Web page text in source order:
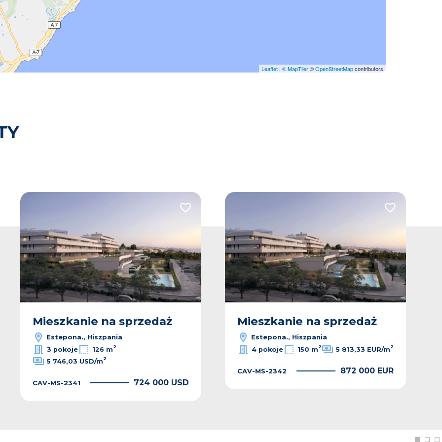
Leaflet | © MapTiler©OpenStreetMapcontributors
ulubionych Dodaj do ulubionych
Mieszkanie na sprzedaż
Estepona., Hiszpania
3 pokoje 126 m2
5 746,03 USD/m2
CAV-MS-2341 724 000 USD
Dodaj do
Mieszkanie na sprzedaż
Estepona., Hiszpania
4 pokoje 150 m2 5 813,33 EUR/m2
CAV-MS-2342 872 000 EUR